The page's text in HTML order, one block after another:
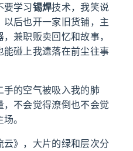
要学习锡焊技术，我笑说
后也开一家旧货铺，主
兼职贩卖回忆和故事，
碰上我遗落在前尘往事
的空气被吸入我的肺
不会觉得潦倒也不会觉
。
》，大片的绿和层次分